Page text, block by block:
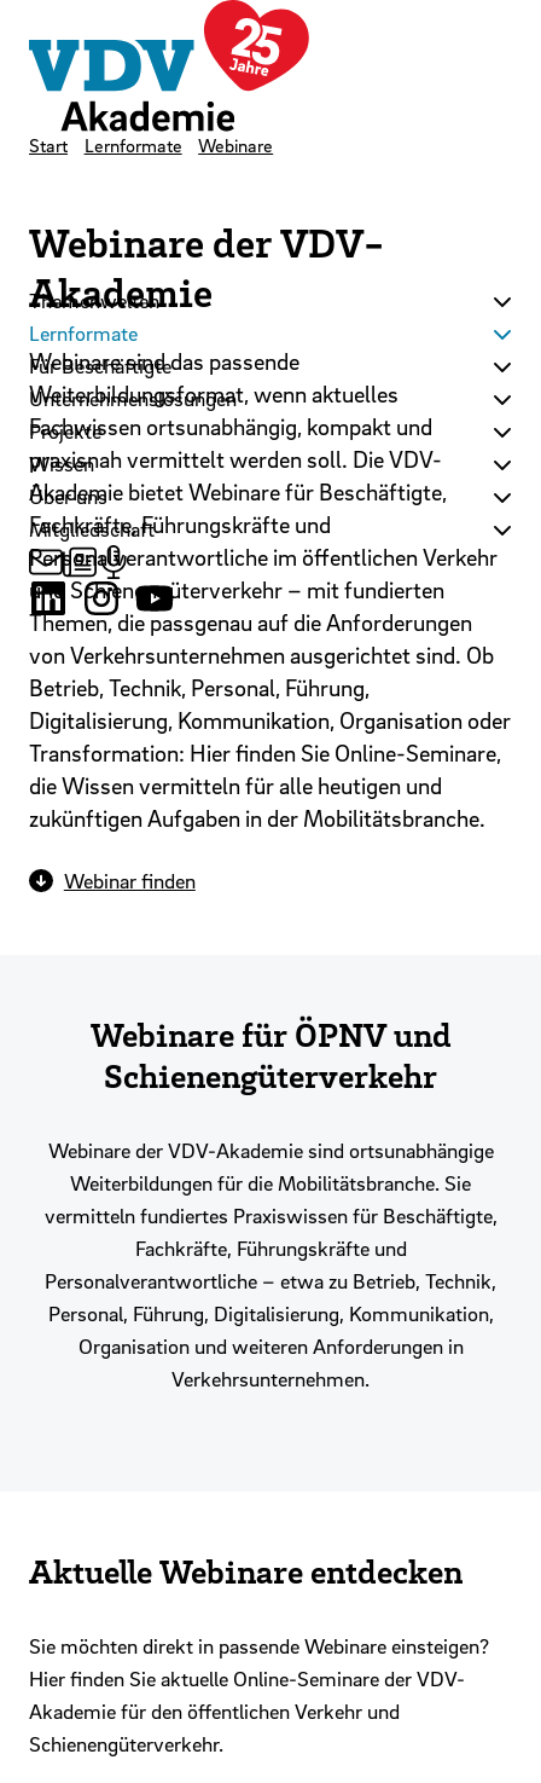
Zum Hauptinhalt der Seite springen
Zur Startseite navigieren
Themenwelten
Lernformate
Für Beschäftigte
Unternehmenslösungen
Projekte
Wissen
Über uns
Mitgliedschaft
Start Lernformate Webinare
Webinare der VDV-
Akademie
Webinare sind das passende
Weiterbildungsformat, wenn aktuelles
Fachwissen ortsunabhängig, kompakt und
praxisnah vermittelt werden soll. Die VDV-
Akademie bietet Webinare für Beschäftigte,
Fachkräfte, Führungskräfte und
Personalverantwortliche im öffentlichen Verkehr
und Schienengüterverkehr – mit fundierten
Themen, die passgenau auf die Anforderungen
von Verkehrsunternehmen ausgerichtet sind. Ob
Betrieb, Technik, Personal, Führung,
Digitalisierung, Kommunikation, Organisation oder
Transformation: Hier finden Sie Online-Seminare,
die Wissen vermitteln für alle heutigen und
zukünftigen Aufgaben in der Mobilitätsbranche.
Webinar finden
Webinare für ÖPNV und
Schienengüterverkehr
Webinare der VDV-Akademie sind ortsunabhängige
Weiterbildungen für die Mobilitätsbranche. Sie
vermitteln fundiertes Praxiswissen für Beschäftigte,
Fachkräfte, Führungskräfte und
Personalverantwortliche – etwa zu Betrieb, Technik,
Personal, Führung, Digitalisierung, Kommunikation,
Organisation und weiteren Anforderungen in
Verkehrsunternehmen.
Aktuelle Webinare entdecken
Sie möchten direkt in passende Webinare einsteigen?
Hier finden Sie aktuelle Online-Seminare der VDV-
Akademie für den öffentlichen Verkehr und
Schienengüterverkehr.